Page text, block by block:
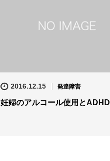
2016.12.15 発達障害
妊婦のアルコール使用とADHD